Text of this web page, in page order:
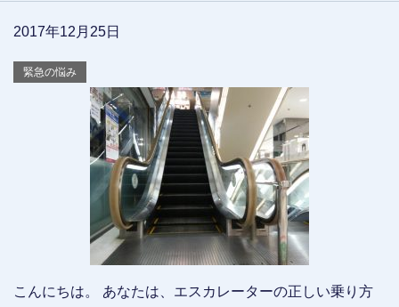
2017年12月25日
緊急の悩み
こんにちは。 あなたは、エスカレーターの正しい乗り方